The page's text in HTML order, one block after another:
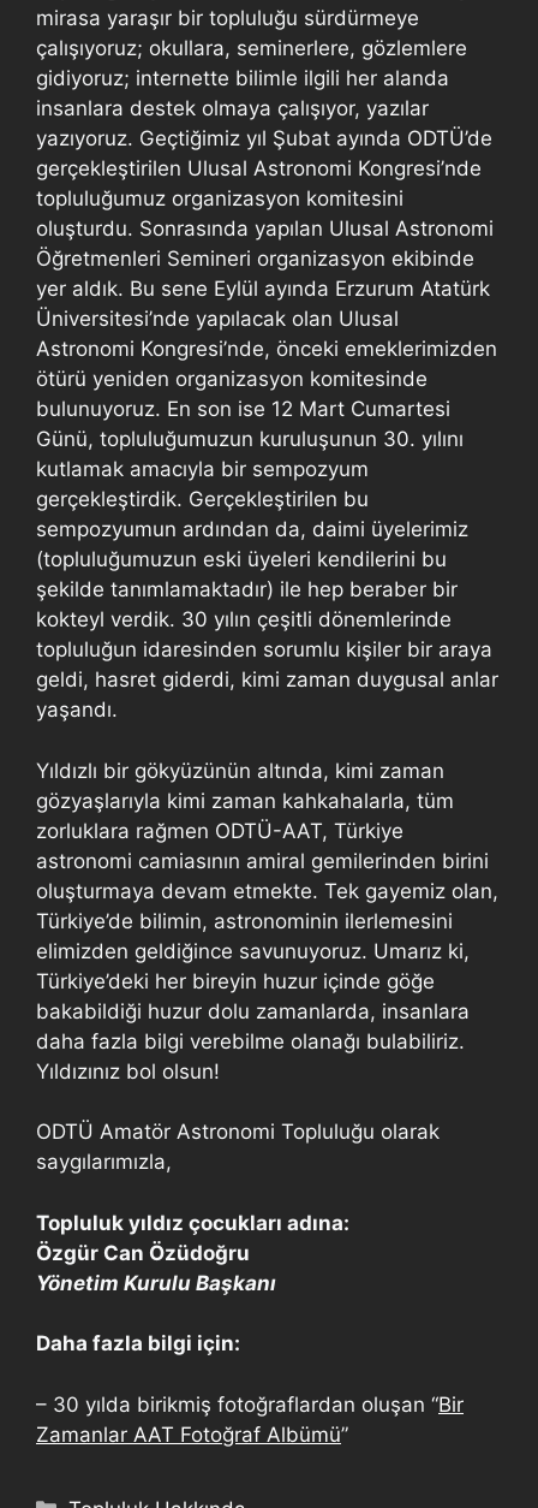
mirasa yaraşır bir topluluğu sürdürmeye
çalışıyoruz; okullara, seminerlere, gözlemlere
gidiyoruz; internette bilimle ilgili her alanda
insanlara destek olmaya çalışıyor, yazılar
yazıyoruz. Geçtiğimiz yıl Şubat ayında ODTÜ’de
gerçekleştirilen Ulusal Astronomi Kongresi’nde
topluluğumuz organizasyon komitesini
oluşturdu. Sonrasında yapılan Ulusal Astronomi
Öğretmenleri Semineri organizasyon ekibinde
yer aldık. Bu sene Eylül ayında Erzurum Atatürk
Üniversitesi’nde yapılacak olan Ulusal
Astronomi Kongresi’nde, önceki emeklerimizden
ötürü yeniden organizasyon komitesinde
bulunuyoruz. En son ise 12 Mart Cumartesi
Günü, topluluğumuzun kuruluşunun 30. yılını
kutlamak amacıyla bir sempozyum
gerçekleştirdik. Gerçekleştirilen bu
sempozyumun ardından da, daimi üyelerimiz
(topluluğumuzun eski üyeleri kendilerini bu
şekilde tanımlamaktadır) ile hep beraber bir
kokteyl verdik. 30 yılın çeşitli dönemlerinde
topluluğun idaresinden sorumlu kişiler bir araya
geldi, hasret giderdi, kimi zaman duygusal anlar
yaşandı.
Yıldızlı bir gökyüzünün altında, kimi zaman
gözyaşlarıyla kimi zaman kahkahalarla, tüm
zorluklara rağmen ODTÜ-AAT, Türkiye
astronomi camiasının amiral gemilerinden birini
oluşturmaya devam etmekte. Tek gayemiz olan,
Türkiye’de bilimin, astronominin ilerlemesini
elimizden geldiğince savunuyoruz. Umarız ki,
Türkiye’deki her bireyin huzur içinde göğe
bakabildiği huzur dolu zamanlarda, insanlara
daha fazla bilgi verebilme olanağı bulabiliriz.
Yıldızınız bol olsun!
ODTÜ Amatör Astronomi Topluluğu olarak
saygılarımızla,
Topluluk yıldız çocukları adına:
Özgür Can Özüdoğru
Yönetim Kurulu Başkanı
Daha fazla bilgi için:
– 30 yılda birikmiş fotoğraflardan oluşan “Bir
Zamanlar AAT Fotoğraf Albümü”